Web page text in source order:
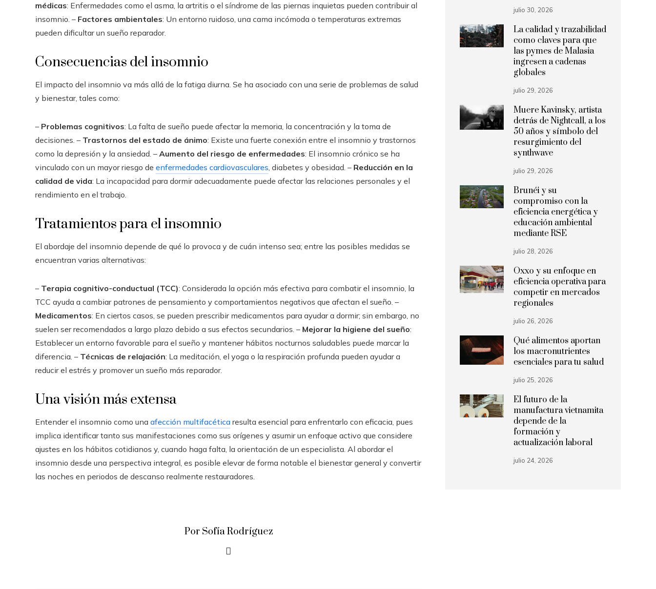
médicas: Enfermedades como el asma, la artritis o el síndrome de las piernas inquietas pueden contribuir al
insomnio. – Factores ambientales: Un entorno ruidoso, una cama incómoda o temperaturas extremas
pueden dificultar un sueño reparador.
Consecuencias del insomnio
El impacto del insomnio va más allá de la fatiga diurna. Se ha asociado con una serie de problemas de salud
y bienestar, tales como:
– Problemas cognitivos: La falta de sueño puede afectar la memoria, la concentración y la toma de
decisiones. – Trastornos del estado de ánimo: Existe una fuerte conexión entre el insomnio y trastornos
como la depresión y la ansiedad. – Aumento del riesgo de enfermedades: El insomnio crónico se ha
vinculado con un mayor riesgo de enfermedades cardiovasculares, diabetes y obesidad. – Reducción en la
calidad de vida: La incapacidad para dormir adecuadamente puede afectar las relaciones personales y el
rendimiento en el trabajo.
Tratamientos para el insomnio
El abordaje del insomnio depende de qué lo provoca y de cuán intenso sea; entre las posibles medidas se
encuentran varias alternativas:
– Terapia cognitivo-conductual (TCC): Considerada la opción más efectiva para combatir el insomnio, la
TCC ayuda a cambiar patrones de pensamiento y comportamientos negativos que afectan el sueño. –
Medicamentos: En ciertos casos, se pueden prescribir medicamentos para ayudar a dormir; sin embargo, no
suelen ser recomendados a largo plazo debido a sus efectos secundarios. – Mejorar la higiene del sueño:
Establecer un entorno favorable para el sueño y mantener hábitos nocturnos saludables puede marcar la
diferencia. – Técnicas de relajación: La meditación, el yoga o la respiración profunda pueden ayudar a
reducir el estrés y promover un sueño más reparador.
Una visión más extensa
Entender el insomnio como una afección multifacética resulta esencial para enfrentarlo con eficacia, pues
implica identificar tanto sus manifestaciones como sus orígenes y asumir un enfoque activo que considere
ajustes en los hábitos cotidianos y, cuando haga falta, la orientación de un especialista. Al abordar el
insomnio desde una perspectiva integral, es posible elevar de forma notable el bienestar general y convertir
las noches en periodos de descanso realmente restauradores.
Por Sofía Rodríguez
julio 30, 2026
La calidad y trazabilidad
como claves para que
las pymes de Malasia
ingresen a cadenas
globales
julio 29, 2026
Muere Kavinsky, artista
detrás de Nightcall, a los
50 años y símbolo del
resurgimiento del
synthwave
julio 29, 2026
Brunéi y su
compromiso con la
eficiencia energética y
educación ambiental
mediante RSE
julio 28, 2026
Oxxo y su enfoque en
eficiencia operativa para
competir en mercados
regionales
julio 26, 2026
Qué alimentos aportan
los macronutrientes
esenciales para tu salud
julio 25, 2026
El futuro de la
manufactura vietnamita
depende de la
formación y
actualización laboral
julio 24, 2026